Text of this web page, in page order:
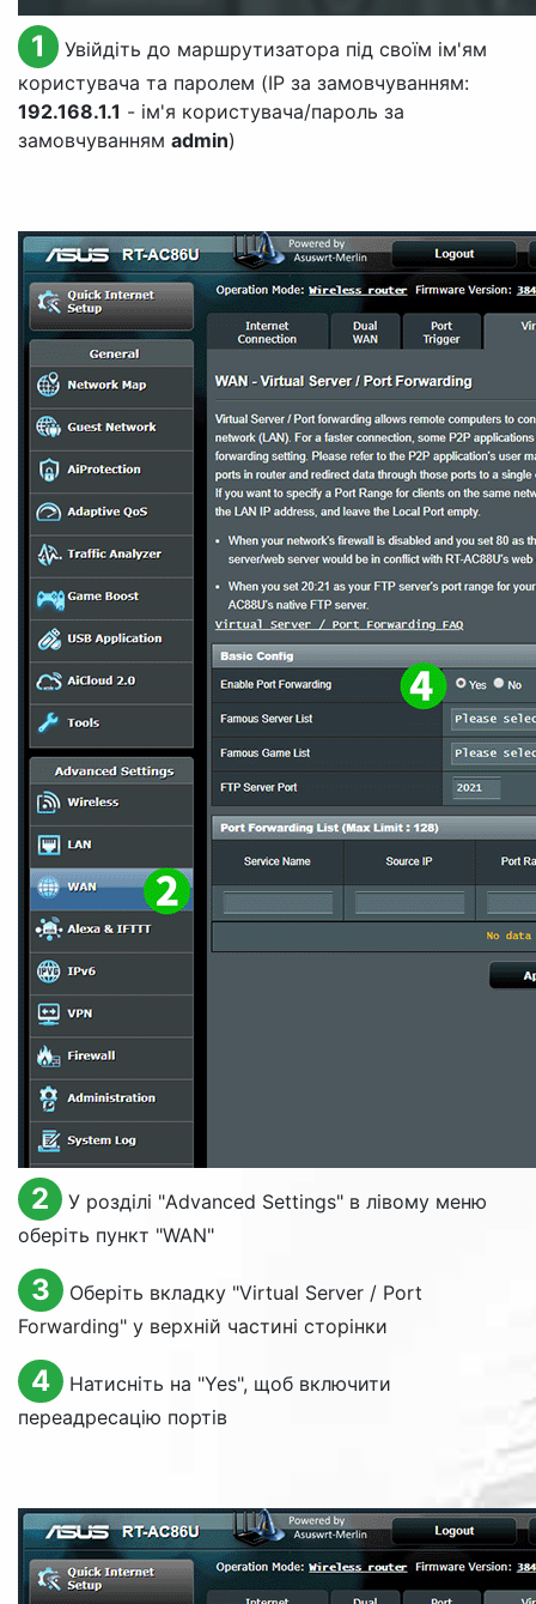
1
Увійдіть до маршрутизатора під своїм ім'ям
користувача та паролем (IP за замовчуванням:
192.168.1.1 - ім'я користувача/пароль за
замовчуванням admin)
2 У розділі "Advanced Settings" в лівому меню
оберіть пункт "WAN"
3 Оберіть вкладку "Virtual Server / Port
Forwarding" у верхній частині сторінки
4 Натисніть на "Yes", щоб включити
переадресацію портів